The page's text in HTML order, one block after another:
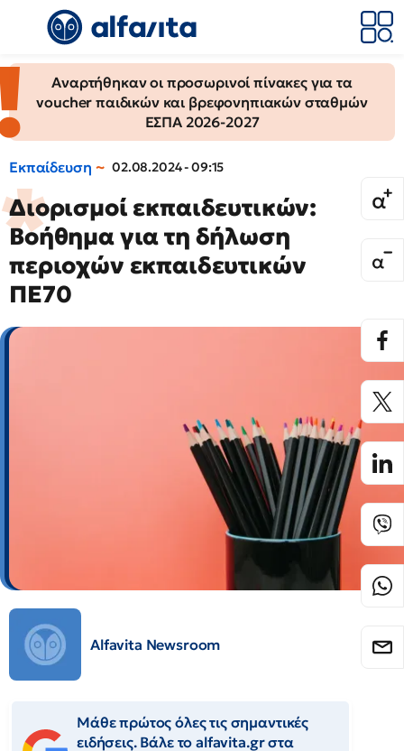
Αναρτήθηκαν οι προσωρινοί πίνακες για τα
voucher παιδικών και βρεφονηπιακών σταθμών
ΕΣΠΑ 2026-2027
Εκπαίδευση 02.08.2024 - 09:15
Διορισμοί εκπαιδευτικών:
Βοήθημα για τη δήλωση
περιοχών εκπαιδευτικών
ΠΕ70
Alfavita Newsroom
Μάθε πρώτος όλες τις σημαντικές
ειδήσεις. Βάλε το alfavita.gr στα